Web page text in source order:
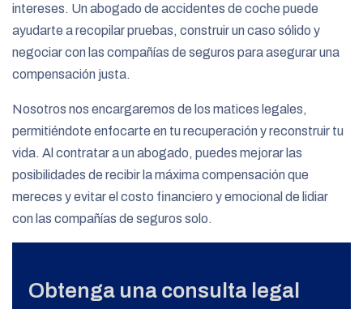
intereses. Un abogado de accidentes de coche puede
ayudarte a recopilar pruebas, construir un caso sólido y
negociar con las compañías de seguros para asegurar una
compensación justa.
Nosotros nos encargaremos de los matices legales,
permitiéndote enfocarte en tu recuperación y reconstruir tu
vida. Al contratar a un abogado, puedes mejorar las
posibilidades de recibir la máxima compensación que
mereces y evitar el costo financiero y emocional de lidiar
con las compañías de seguros solo.
Obtenga una consulta legal